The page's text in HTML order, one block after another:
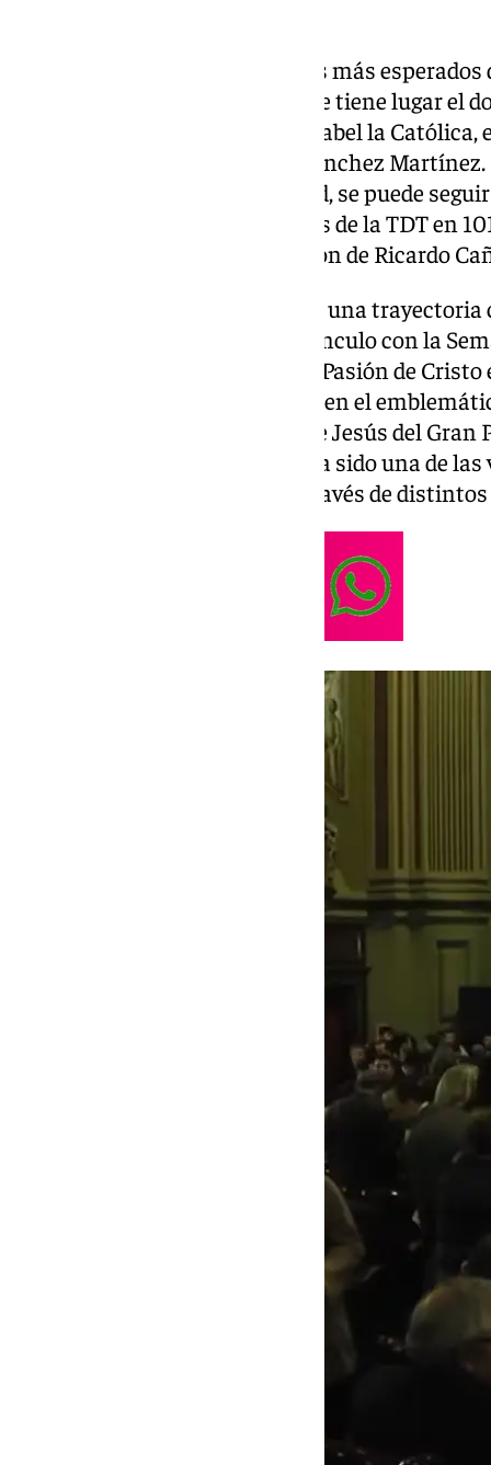
Granada vive uno de los eventos más
Semana Santa 2025. El acto, que tiene lugar el
horas en el Teatro Municipal Isabel la
granadina María del Carmen Sánchez
de la Semana Santa en la ciudad, se puede
retransmisión de 101TV a través de la TDT en
digital 101tv.es con la conducción de Ricardo
María del Carmen Sánchez, con una
comunicación y un profundo vínculo con la
responsabilidad de anunciar la Pasión de
autoridades, cofrades y devotos en el
la Hermandad de Nuestro Padre Jesús del
Esperanza desde los años 80, ha sido una de
difusión del mundo cofrade a través de